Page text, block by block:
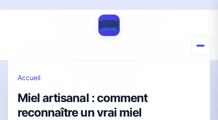
Accueil
Miel artisanal : comment
reconnaître un vrai miel